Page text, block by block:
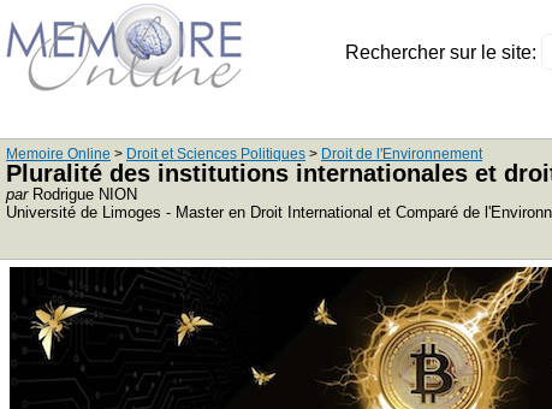
Rechercher sur le site:
Memoire Online > Droit et Sciences Politiques > Droit de l'Environnement
Pluralité des institutions internationales et
parRodrigue NION
Université de Limoges - Master en Droit International et Comparé de